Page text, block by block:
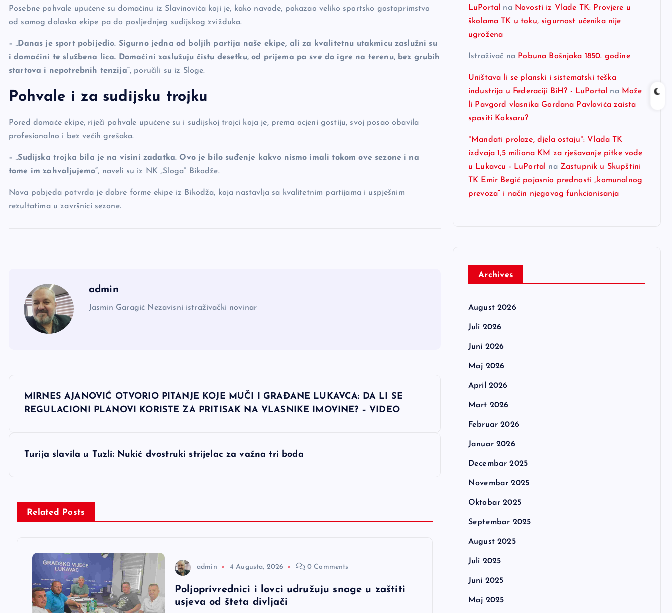
Posebne pohvale upućene su domaćinu iz Slavinovića koji je, kako navode, pokazao veliko sportsko gostoprimstvo
od samog dolaska ekipe pa do posljednjeg sudijskog zvižduka.
– „Danas je sport pobijedio. Sigurno jedna od boljih partija naše ekipe, ali za kvalitetnu utakmicu zaslužni su
i domaćini te službena lica. Domaćini zaslužuju čistu desetku, od prijema pa sve do igre na terenu, bez grubih
startova i nepotrebnih tenzija“, poručili su iz Sloge.
Pohvale i za sudijsku trojku
Pored domaće ekipe, riječi pohvale upućene su i sudijskoj trojci koja je, prema ocjeni gostiju, svoj posao obavila
profesionalno i bez većih grešaka.
– „Sudijska trojka bila je na visini zadatka. Ovo je bilo suđenje kakvo nismo imali tokom ove sezone i na
tome im zahvaljujemo“, naveli su iz NK „Sloga“ Bikodže.
Nova pobjeda potvrda je dobre forme ekipe iz Bikodža, koja nastavlja sa kvalitetnim partijama i uspješnim
rezultatima u završnici sezone.
admin
Jasmin Garagić Nezavisni istraživački novinar
N
g
a
MIRNES AJANOVIĆ OTVORIO PITANJE KOJE MUČI I GRAĐANE LUKAVCA: DA LI SE
REGULACIONI PLANOVI KORISTE ZA PRITISAK NA VLASNIKE IMOVINE? – VIDEO
Turija slavila u Tuzli: Nukić dvostruki strijelac za važna tri boda
Related Posts
admin 4 Augusta, 2026 0 Comments
Poljoprivrednici i lovci udružuju snage u zaštiti
usjeva od šteta divljači
LuPortal
na Novosti iz Vlade TK: Provjere u
školama TK u toku, sigurnost učenika nije
ugrožena
Istraživač na Pobuna Bošnjaka 1850. godine
Uništava li se planski i sistematski teška
industrija u Federaciji BiH? - LuPortal
na Može
li Pavgord vlasnika Gordana Pavlovića zaista
spasiti Koksaru?
"Mandati prolaze, djela ostaju": Vlada TK
izdvaja 1,5 miliona KM za rješavanje pitke vode
u Lukavcu - LuPortal
na Zastupnik u Skupštini
TK Emir Begić pojasnio prednosti „komunalnog
prevoza“ i način njegovog funkcionisanja
Archives
August 2026
Juli 2026
Juni 2026
Maj 2026
April 2026
Mart 2026
Februar 2026
Januar 2026
Decembar 2025
Novembar 2025
Oktobar 2025
Septembar 2025
August 2025
Juli 2025
Juni 2025
Maj 2025